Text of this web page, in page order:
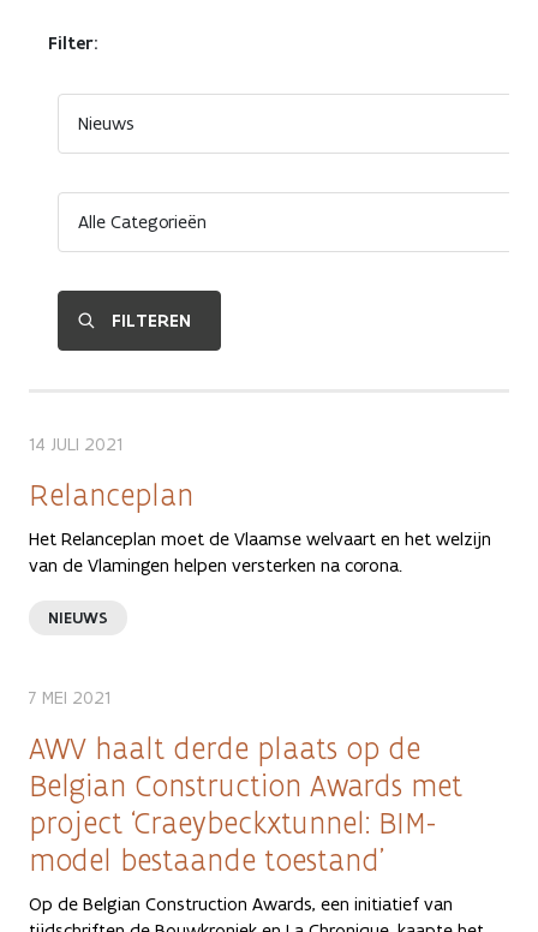
Filter:
14 JULI 2021
Relanceplan
Het Relanceplan moet de Vlaamse welvaart en het welzijn
van de Vlamingen helpen versterken na corona.
NIEUWS
7 MEI 2021
AWV haalt derde plaats op de
Belgian Construction Awards met
project ‘Craeybeckxtunnel: BIM-
model bestaande toestand’
Op de Belgian Construction Awards, een initiatief van